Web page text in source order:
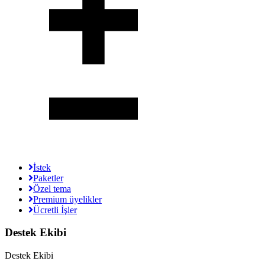
İstek
Paketler
Özel tema
Premium üyelikler
Ücretli İşler
Destek Ekibi
Destek Ekibi